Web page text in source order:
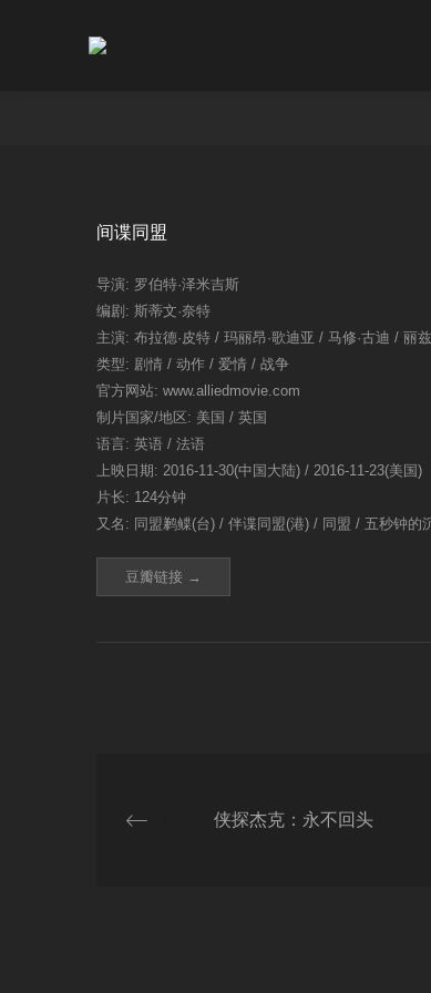
间谍同盟
导演: 罗伯特·泽米吉斯
编剧: 斯蒂文·奈特
主演: 布拉德·皮特 / 玛丽昂·歌迪亚 / 马修·古迪 / 丽
类型: 剧情 / 动作 / 爱情 / 战争
官方网站: www.alliedmovie.com
制片国家/地区: 美国 / 英国
语言: 英语 / 法语
上映日期: 2016-11-30(中国大陆) / 2016-11-23(美国)
片长: 124分钟
又名: 同盟鹣鲽(台) / 伴谍同盟(港) / 同盟 / 五秒钟
豆瓣链接 →
侠探杰克：永不回头